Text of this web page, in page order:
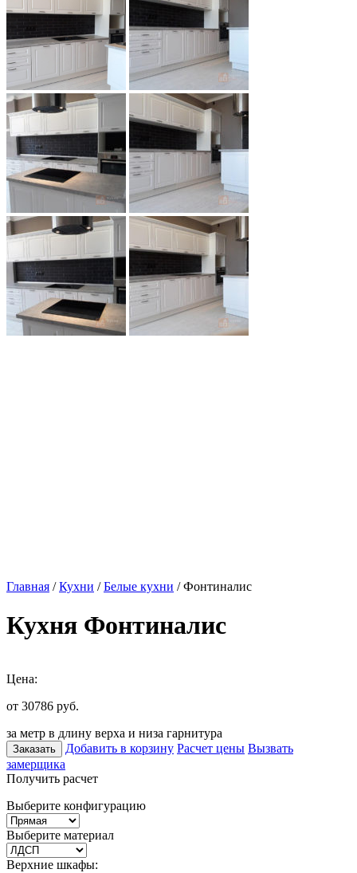
Главная /Кухни /Белые кухни / Фонтиналис
Кухня Фонтиналис
Цена:
от 30786 руб.
за метр в длину верха и низа гарнитура
Заказать Добавить в корзину Расчет цены Вызвать
замерщика
Получить расчет
Выберите конфигурацию
Выберите материал
Верхние шкафы: